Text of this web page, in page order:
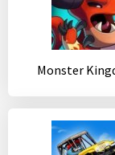
Monster